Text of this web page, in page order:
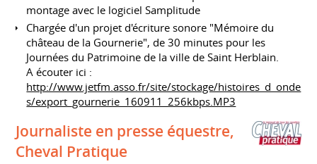
montage avec le logiciel Samplitude
Chargée d'un projet d'écriture sonore "Mémoire du
château de la Gournerie", de 30 minutes pour les
Journées du Patrimoine de la ville de Saint Herblain.
A écouter ici :
http://www.jetfm.asso.fr/site/stockage/histoires_d_onde
s/export_gournerie_160911_256kbps.MP3
Journaliste en presse équestre,
Cheval Pratique